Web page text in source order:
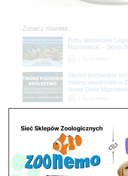
Zobacz również
Ryby akwariowe
Mazowiecki – Sklep
Stwórz podwodne
rośliny akwariowe w
Nowy Dwór
Promocje
Z Życia Sklepu
Petito Pet Shop –
Online! Wszystko